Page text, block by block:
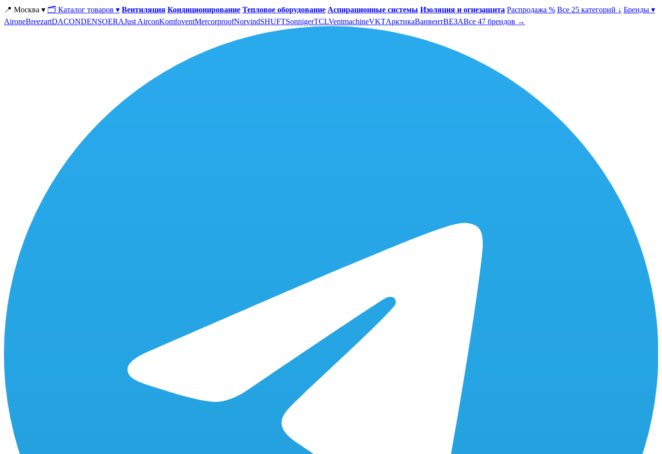
📍 Москва ▾ 🗂 Каталог товаров ▾ Вентиляция Кондиционирование Тепловое оборудование Аспирационные системы Изоляция и огнезащита Распродажа % Все 25 категорий ↓ Бренды ▾
AironeBreezartDACONDENSOERAJust AirconKomfoventMercorproofNorvindSHUFTSonnigerTCLVentmachineVKTАрктикаВанвентВЕЗАВсе 47 брендов →